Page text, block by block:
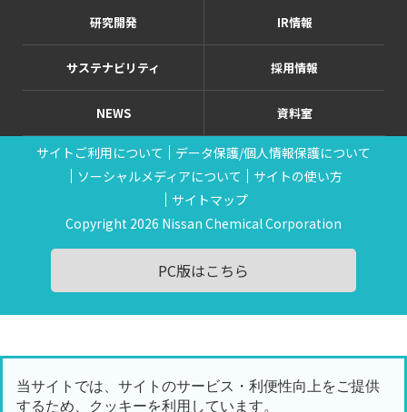
当サイトでは、サイトのサービス・利便性向上をご提供
するため、クッキーを利用しています。
研究開発 IR情報
サステナビリティ 採用情報
NEWS 資料室
サイトご利用について
データ保護/個人情報保護について
ソーシャルメディアについて
サイトの使い方
サイトマップ
Copyright 2026 Nissan Chemical Corporation
PC版はこちら